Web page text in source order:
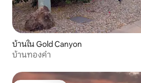
บ้านใน Gold Canyon
บ้านทองคำ